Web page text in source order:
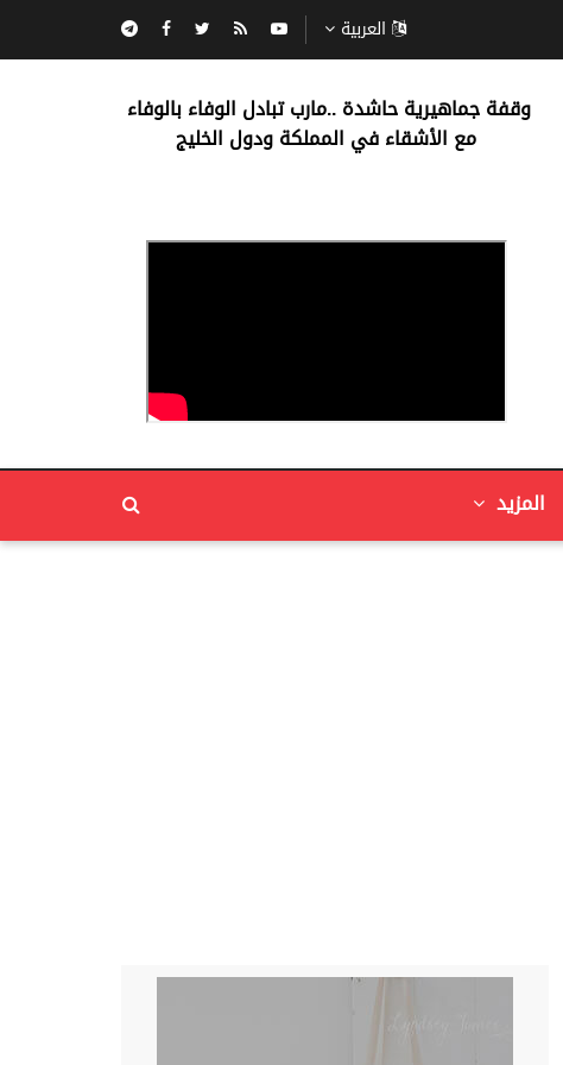
العربية
‏وقفة جماهيرية حاشدة ..مارب ‏تبادل الوفاء بالوفاء ‏
مع الأشقاء في المملكة ودول الخليج
المزيد